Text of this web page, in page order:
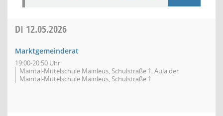
DI 12.05.2026
Marktgemeinderat
19:00-20:50 Uhr
Maintal-Mittelschule Mainleus, Schulstraße 1, Aula der
Maintal-Mittelschule Mainleus, Schulstraße 1